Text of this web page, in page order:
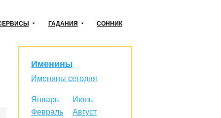
ГАДАНИЯ СОННИК
Именины
Именины сегодня
Январь
Февраль
Июль
Август